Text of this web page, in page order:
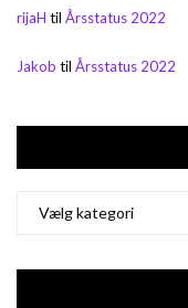
rijaH til Årsstatus 2022
Jakob til Årsstatus 2022